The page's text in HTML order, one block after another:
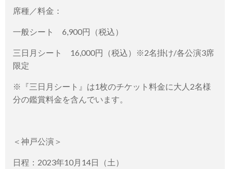
席種／料金：
一般シート 6,900円（税込）
三日月シート 16,000円（税込）※2名掛け/各公演3席
限定
※『三日月シート』は1枚のチケット料金に大人2名様
分の鑑賞料金を含んでいます。
＜神戸公演＞
日程：2023年10月14日（土）